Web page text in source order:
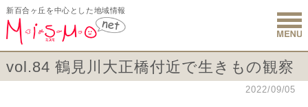
新百合ヶ丘を中心とした地域情報
新百合ヶ
vol.84 鶴見川大正橋付近で生きもの観察
2022/09/05